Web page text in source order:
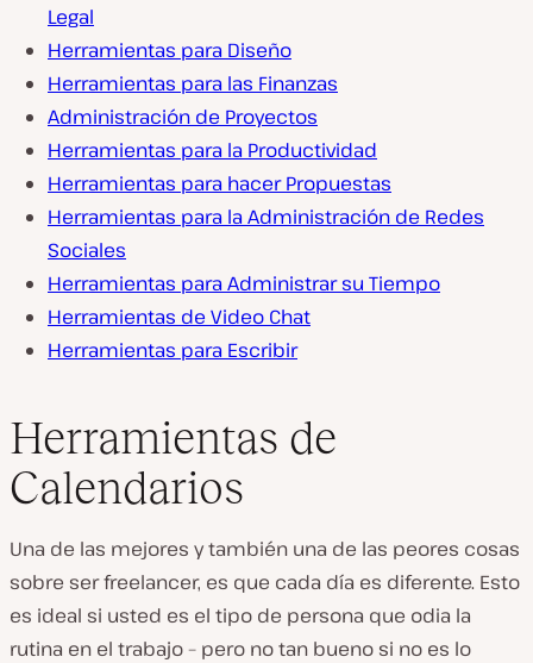
Legal
Herramientas para Diseño
Herramientas para las Finanzas
Administración de Proyectos
Herramientas para la Productividad
Herramientas para hacer Propuestas
Herramientas para la Administración de Redes
Sociales
Herramientas para Administrar su Tiempo
Herramientas de Video Chat
Herramientas para Escribir
Herramientas de
Calendarios
Una de las mejores y también una de las peores cosas
sobre ser freelancer, es que cada día es diferente. Esto
es ideal si usted es el tipo de persona que odia la
rutina en el trabajo – pero no tan bueno si no es lo